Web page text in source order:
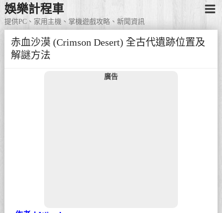
娛樂計程車
提供PC、家用主機、掌機遊戲攻略、新聞資訊
赤血沙漠 (Crimson Desert) 全古代遺跡位置及
解謎方法
廣告